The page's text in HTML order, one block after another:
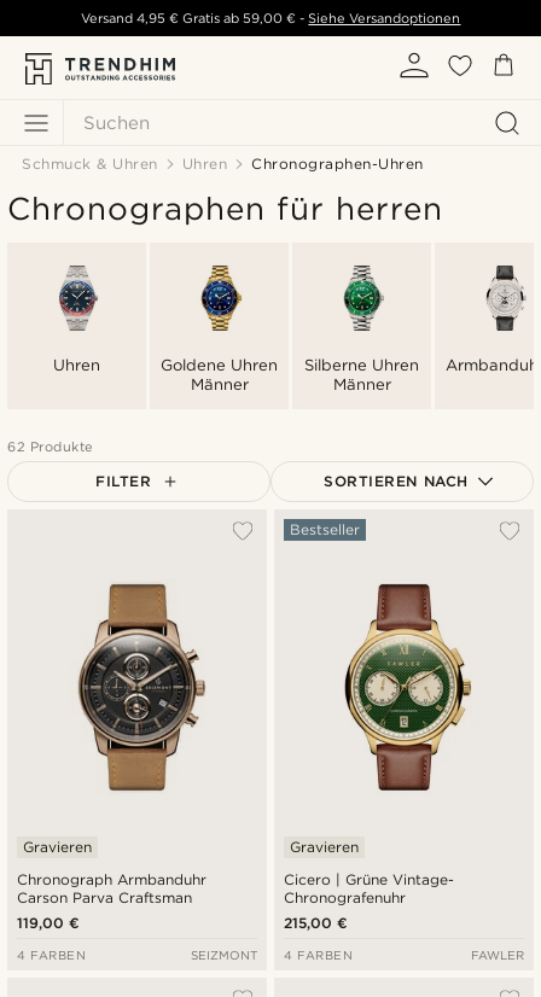
Suchen
Versand 4,95 € Gratis ab59,00 € - Siehe Versandoptionen
Schmuck & Uhren Uhren Chronographen-Uhren
Chronographen für herren
Uhren
Goldene Uhren
Männer
Silberne Uhren
Männer
62 Produkte
FILTER SORTIEREN NACH
Am Beliebtesten
Niedrigster Preis
Höchster Preis
Chronograph Armbanduhr
Carson Parva Craftsman
Gravieren
119,00 €
4 FARBEN SEIZMONT
Cicero | Grüne Vintage-
Chronografenuhr
Bestseller
Gravieren
215,00 €
4 FARBEN FAWLER